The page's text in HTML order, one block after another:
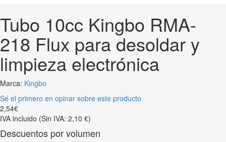
Tubo 10cc Kingbo RMA-
218 Flux para desoldar y
limpieza electrónica
Marca: Kingbo
Sé el primero en opinar sobre este producto
2,54€
IVA incluido (Sin IVA: 2,10 €)
Descuentos por volumen